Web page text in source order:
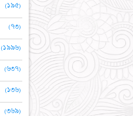
(১৯৫)
(৭৩)
(১৯৯৬)
(৬৩৭)
(১৩৬)
(৩৬৯)